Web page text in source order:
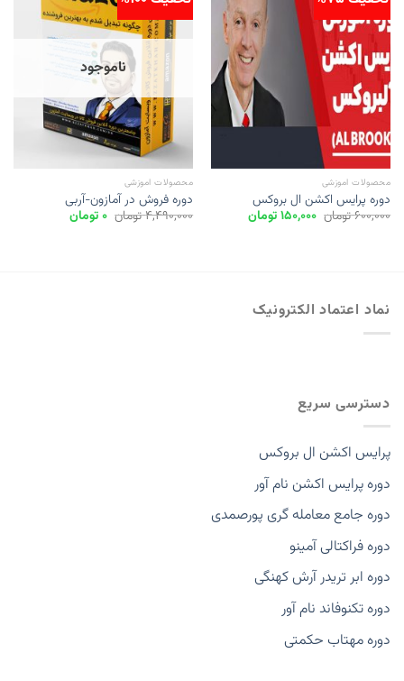
محصولات اموزشی
دوره پرایس اکشن ال بروکس
600,000تومان قیمت
اصلی
150,000تومانقیمت
فعلی
ناموجود
محصولات اموزشی
دوره فروش در آمازون-آربی
4,490,000تومان قیمت
اصلی
0تومانقیمت
فعلی
نماد اعتماد الکترونیک
دسترسی سریع
پرایس اکشن ال بروکس
دوره پرایس اکشن نام آور
دوره جامع معامله گری پورصمدی
دوره فراکتالی آمینو
دوره ابر تریدر آرش کهنگی
دوره تکنوفاند نام آور
دوره مهتاب حکمتی